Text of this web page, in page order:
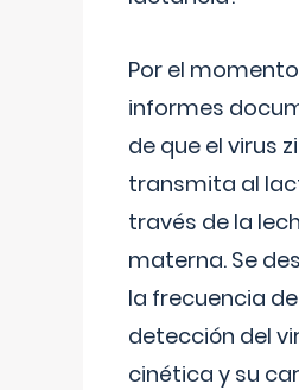
Por el
informes
de que el virus
transmita al
través de la
materna. Se
la frecuencia
detección del
cinética y su